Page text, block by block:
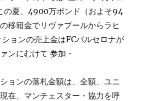
の夏、4900万ポンド（およそ94
移籍金でリヴァプールからラヒ
ョンの売上金はFCバルセロナが
ンにむけて 参加・
ョンの落札金額は、全額、ユニ
在、マンチェスター・協力を呼